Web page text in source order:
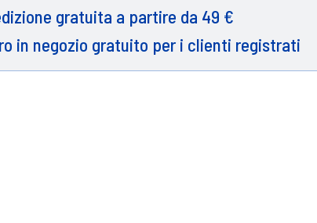
gratuita a partire da 49 €
in negozio gratuito per i clienti registrati